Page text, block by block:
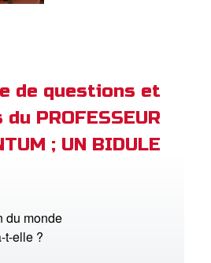
de questions et
PROFESSEUR
; UN BIDULE
du monde
t-elle ?